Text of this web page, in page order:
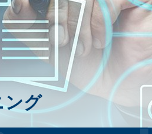
トレーションテスト
ーションテスト
ーションテスト
スメントツール
ペネトレーションテ
金融犯罪対策コンサルティング
金融機関向けサイバーセキュリティ
メント
情報セキュリティプランニング
定期セキュリティコンサルティング
産業制御システム向けリスクアセス
システムセキュリティデザイン
サプライチェーンリスク評価サービ
（Panorays）
情報セ
支援
ング